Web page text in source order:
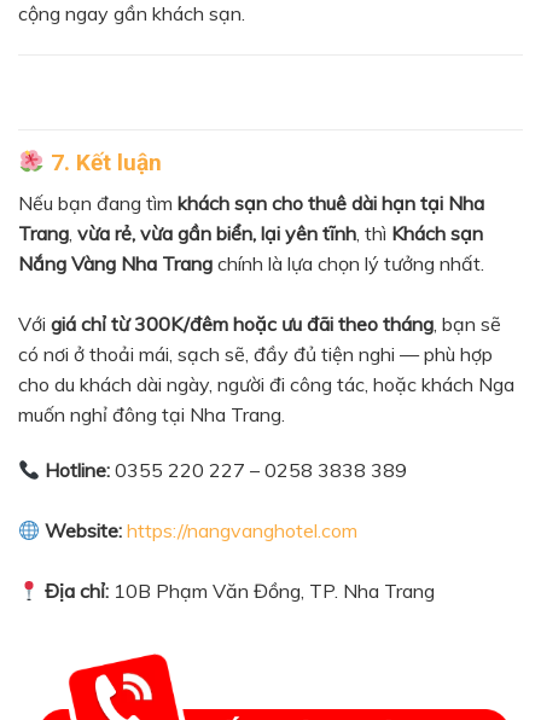
cộng ngay gần khách sạn.
7. Kết luận
Nếu bạn đang tìm khách sạn cho thuê dài hạn tại Nha
Trang, vừa rẻ, vừa gần biển, lại yên tĩnh, thì Khách sạn
Nắng Vàng Nha Trang chính là lựa chọn lý tưởng nhất.
Với giá chỉ từ 300K/đêm hoặc ưu đãi theo tháng, bạn sẽ
có nơi ở thoải mái, sạch sẽ, đầy đủ tiện nghi — phù hợp
cho du khách dài ngày, người đi công tác, hoặc khách Nga
muốn nghỉ đông tại Nha Trang.
Hotline: 0355 220 227 – 0258 3838 389
Website: https://nangvanghotel.com
Địa chỉ: 10B Phạm Văn Đồng, TP. Nha Trang